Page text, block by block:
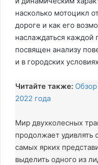
насколько мотоцикл
дороге и как его
наслаждаться каждой
посвящен анализу
и в городских
Читайте также:
2022 года
Мир двухколесных
продолжает
самых ярких
выделить одного из